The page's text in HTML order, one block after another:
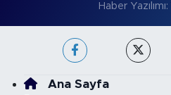
Haber Yazılımı:
Ana Sayfa